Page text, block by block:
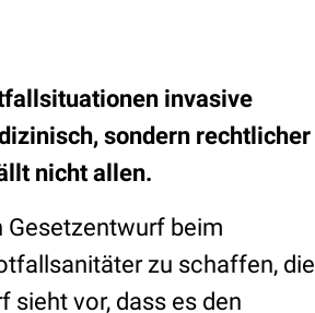
invasive
sondern rechtlicher
nicht allen.
Gesetzentwurf beim
zu schaffen, die
sieht vor, dass es den